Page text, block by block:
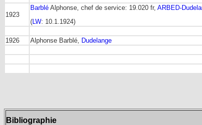
1923
Barblé Alphonse, chef de service: 19.020 fr, ARBED-
(LW: 10.1.1924)
1926 Alphonse Barblé, Dudelange
Bibliographie